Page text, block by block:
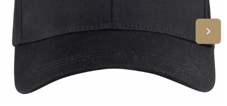
Voor de bouw
Zomergeschenken
Zomerpakketten